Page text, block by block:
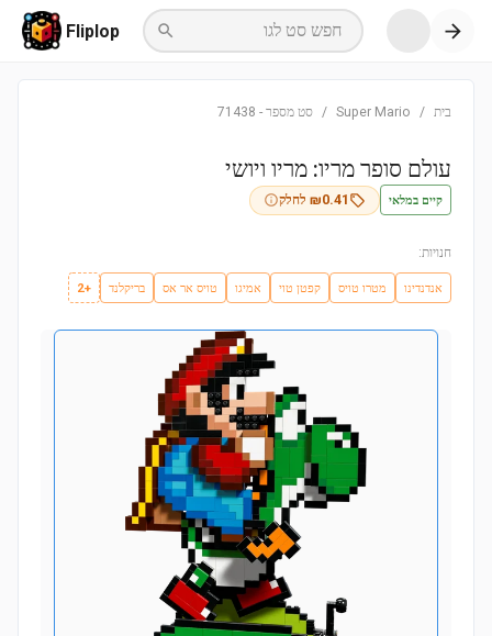
חפש סט לגו Fliplop
בית /
Super Mario
/ סט מספר -
71438
עולם סופר מריו: מריו ויושי
קיים במלאי ₪0.41 לחלק
חנויות:
אנדנדינו מטרו טויס קפטן טוי אמיגו טויס אר אס בריקלנד +2